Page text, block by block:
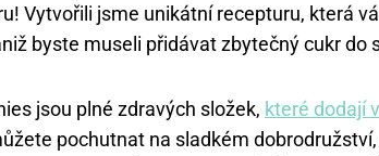
Vytvořili jsme unikátní recepturu, která
byste museli přidávat zbytečný cukr do
jsou plné zdravých složek, které dodají
pochutnat na sladkém